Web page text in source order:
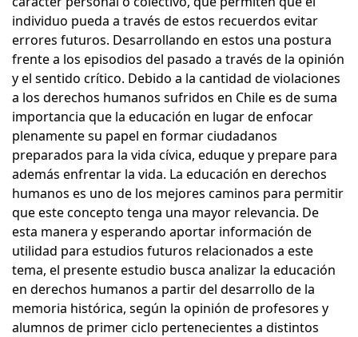
individuo pueda a través de estos recuerdos evitar
errores futuros. Desarrollando en estos una postura
frente a los episodios del pasado a través de la opinión
y el sentido crítico. Debido a la cantidad de violaciones
a los derechos humanos sufridos en Chile es de suma
importancia que la educación en lugar de enfocar
plenamente su papel en formar ciudadanos
preparados para la vida cívica, eduque y prepare para
además enfrentar la vida. La educación en derechos
humanos es uno de los mejores caminos para permitir
que este concepto tenga una mayor relevancia. De
esta manera y esperando aportar información de
utilidad para estudios futuros relacionados a este
tema, el presente estudio busca analizar la educación
en derechos humanos a partir del desarrollo de la
memoria histórica, según la opinión de profesores y
alumnos de primer ciclo pertenecientes a distintos